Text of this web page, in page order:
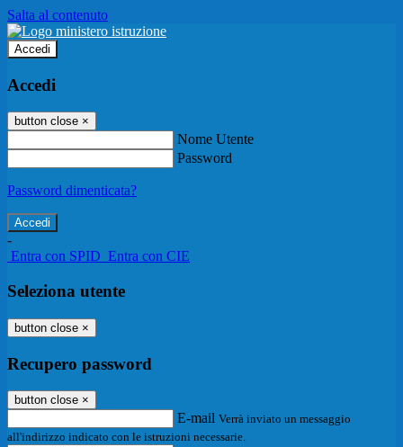
Salta al contenuto
Accedi
Accedi
button close ×
Nome Utente
Password
Password dimenticata?
-
Entra con SPID Entra con CIE
Seleziona utente
button close ×
Recupero password
button close ×
E-mail Verrà inviato un messaggio
all'indirizzo indicato con le istruzioni necessarie.